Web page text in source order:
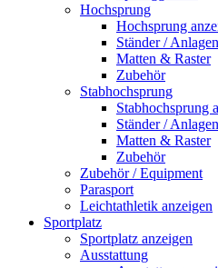
Hochsprung
Hochsprung
Ständer / Anlagen
Matten & Raster
Zubehör
Stabhochsprung
Stabhochsprung
Ständer / Anlagen
Matten & Raster
Zubehör
Zubehör / Equipment
Parasport
Leichtathletik anzeigen
Sportplatz
Sportplatz anzeigen
Ausstattung